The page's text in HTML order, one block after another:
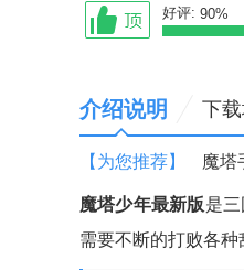
好评: 90%
介绍说明 下
【为您推荐】 魔塔
魔塔少年最新版是
需要不断的打败各种